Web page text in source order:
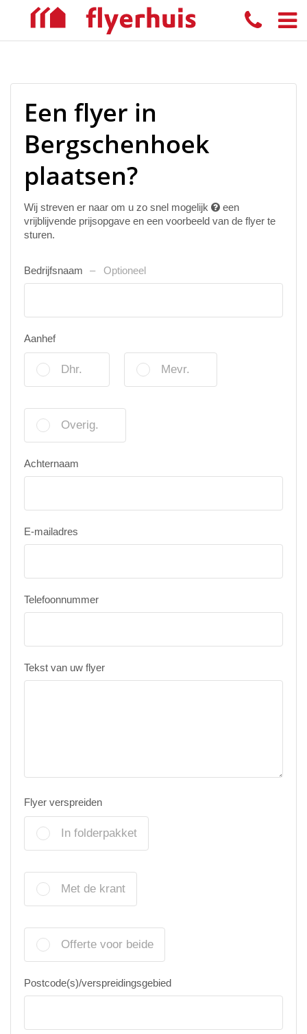
Een flyer in
Bergschenhoek
plaatsen?
Wij streven er naar om u zo snel mogelijk
een
vrijblijvende prijsopgave en een voorbeeld van de flyer te
sturen.
Bedrijfsnaam Optioneel
Aanhef
Dhr. Mevr.
Overig.
Achternaam
E-mailadres
Telefoonnummer
Tekst van uw flyer
Flyer verspreiden
In folderpakket
Met de krant
Offerte voor beide
Postcode(s)/verspreidingsgebied